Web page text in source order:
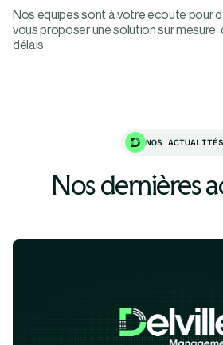
Nos équipes sont à votre écoute pour
vous proposer une solution sur mesure,
délais.
NOS ACTUALITÉS
Nos dernières